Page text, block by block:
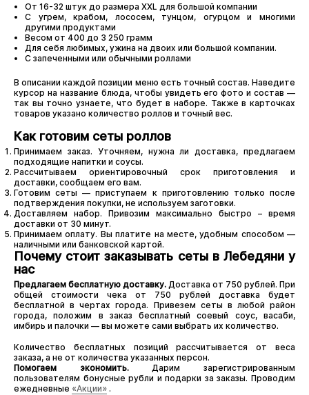
От 16-32 штук до размера XXL для большой компании
С угрем, крабом, лососем, тунцом, огурцом и многими
другими продуктами
Весом от 400 до 3 250 грамм
Для себя любимых, ужина на двоих или большой компании.
С запеченными или обычными роллами
В описании каждой позиции меню есть точный состав. Наведите
курсор на название блюда, чтобы увидеть его фото и состав —
так вы точно узнаете, что будет в наборе. Также в карточках
товаров указано количество роллов и точный вес.
Как готовим сеты роллов
Принимаем заказ. Уточняем, нужна ли доставка, предлагаем
подходящие напитки и соусы.
Рассчитываем ориентировочный срок приготовления и
доставки, сообщаем его вам.
Готовим сеты — приступаем к приготовлению только после
подтверждения покупки, не используем заготовки.
Доставляем набор. Привозим максимально быстро – время
доставки от 30 минут.
Принимаем оплату. Вы платите на месте, удобным способом —
наличными или банковской картой.
Почему стоит заказывать сеты в Лебедяни у
нас
Предлагаем бесплатную доставку. Доставка от 750 рублей. При
общей стоимости чека от 750 рублей доставка будет
бесплатной в чертах города. Привезем сеты в любой район
города, положим в заказ бесплатный соевый соус, васаби,
имбирь и палочки — вы можете сами выбрать их количество.
Количество бесплатных позиций рассчитывается от веса
заказа, а не от количества указанных персон.
Помогаем экономить.Дарим зарегистрированным
пользователям бонусные рубли и подарки за заказы. Проводим
ежедневные «Акции» .